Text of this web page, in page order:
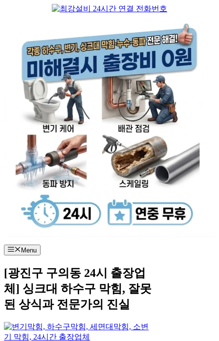
Menu
[광진구 구의동 24시 출장업
체] 싱크대 하수구 막힘, 잘못
된 상식과 전문가의 진실